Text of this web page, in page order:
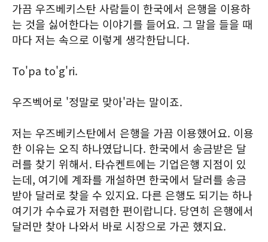
가끔 우즈베키스탄 사람들이 한국에서 은행을 이용하
는 것을 싫어한다는 이야기를 들어요. 그 말을 들을 때
마다 저는 속으로 이렇게 생각한답니다.
To'pa to'g'ri.
우즈벡어로 '정말로 맞아'라는 말이죠.
저는 우즈베키스탄에서 은행을 가끔 이용했어요. 이용
한 이유는 오직 하나였답니다. 한국에서 송금받은 달
러를 찾기 위해서. 타슈켄트에는 기업은행 지점이 있
는데, 여기에 계좌를 개설하면 한국에서 달러를 송금
받아 달러로 찾을 수 있지요. 다른 은행도 되기는 하나
여기가 수수료가 저렴한 편이랍니다. 당연히 은행에서
달러만 찾아 나와서 바로 시장으로 가곤 했지요.